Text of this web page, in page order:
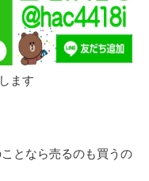
ます
となら売るのも買うの